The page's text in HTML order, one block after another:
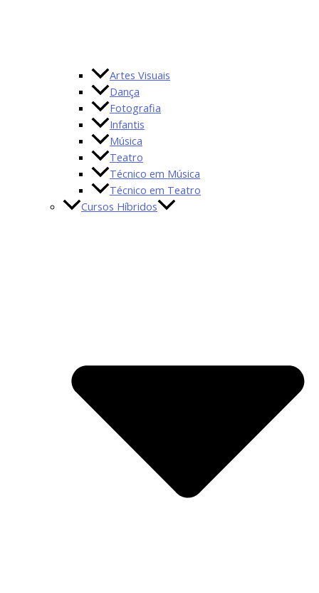
Artes Visuais
Dança
Fotografia
Infantis
Música
Teatro
Técnico em Música
Técnico em Teatro
Cursos Híbridos